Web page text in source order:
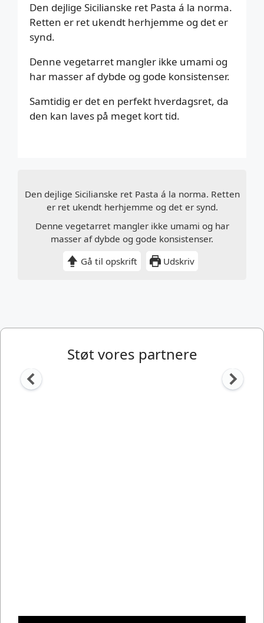
Den dejlige Sicilianske ret Pasta á la norma. Retten
er ret ukendt herhjemme og det er synd.
Denne vegetarret mangler ikke umami og har
masser af dybde og gode konsistenser.
Gå til opskrift
Udskriv
Den dejlige Sicilianske ret Pasta á la norma.
Retten er ret ukendt herhjemme og det er
synd.
Denne vegetarret mangler ikke umami og
har masser af dybde og gode konsistenser.
Samtidig er det en perfekt hverdagsret, da
den kan laves på meget kort tid.
Støt vores partnere